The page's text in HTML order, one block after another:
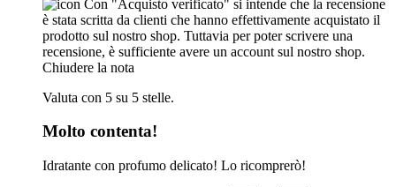
Con "Acquisto verificato" si intende che la recensione
è stata scritta da clienti che hanno effettivamente acquistato il
prodotto sul nostro shop. Tuttavia per poter scrivere una
recensione, è sufficiente avere un account sul nostro shop.
Chiudere la nota
Valuta con 5 su 5 stelle.
Molto contenta!
Idratante con profumo delicato! Lo ricomprerò!